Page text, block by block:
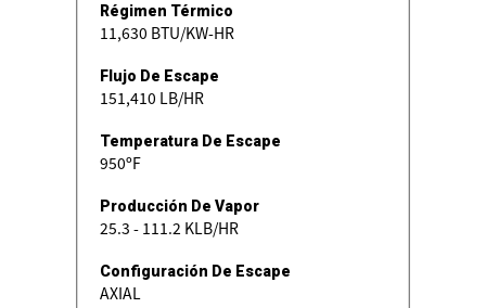
Régimen Térmico
11,630 BTU/KW-HR
Flujo De Escape
151,410 LB/HR
Temperatura De Escape
950ºF
Producción De Vapor
25.3 - 111.2 KLB/HR
Configuración De Escape
AXIAL